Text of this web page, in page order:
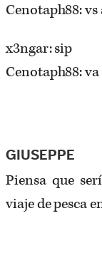
Cenotaph88:
x3ngar: sip
Cenotaph88:
GIUSEPPE
Piensa que
viaje de pesca